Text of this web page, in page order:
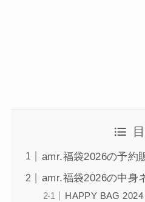
amr.福袋2026の予約
amr.福袋2026の中身
HAPPY BAG 2024